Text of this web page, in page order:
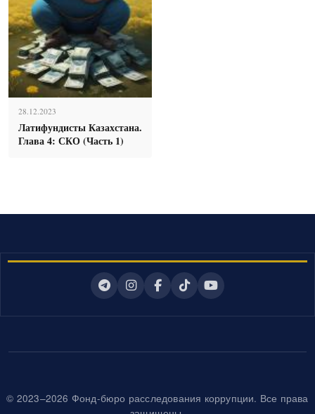
28.12.2023
Латифундисты Казахстана.
Глава 4: СКО (Часть 1)
© 2023–2026 Фонд-бюро расследования коррупции. Все права